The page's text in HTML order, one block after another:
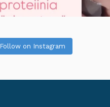
Follow on Instagram